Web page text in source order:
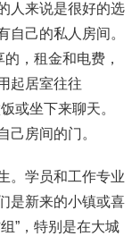
人来说是很好的选
自己的私人房间。
，租金和电费，
起居室往往
或坐下来聊天。
己房间的门。
。学员和工作专业
是新来的小镇或喜
”，特别是在大城